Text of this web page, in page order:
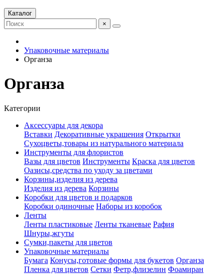
Каталог
×
Упаковочные материалы
Органза
Органза
Категории
Аксессуары для декора
Вставки Декоративные украшения Открытки
Сухоцветы,товары из натурального материала
Инструменты для флористов
Вазы для цветов Инструменты Краска для цветов
Оазисы,средства по уходу за цветами
Корзины,изделия из дерева
Изделия из дерева Корзины
Коробки для цветов и подарков
Коробки одиночные Наборы из коробок
Ленты
Ленты пластиковые Ленты тканевые Рафия
Шнуры,жгуты
Сумки,пакеты для цветов
Упаковочные материалы
Бумага Конусы,готовые формы для букетов Органза
Пленка для цветов Сетки Фетр,флизелин Фоамиран